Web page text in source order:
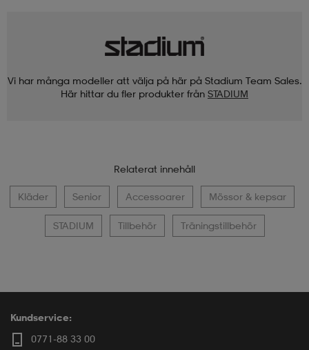
Vi har många modeller att välja på här på Stadium Team Sales.
Här hittar du fler produkter från STADIUM
Relaterat innehåll
Kläder Senior Accessoarer Mössor & kepsar
STADIUM Tillbehör Träningstillbehör
Kundservice:
0771-88 33 00